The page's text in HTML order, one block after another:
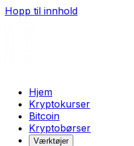
Hopp til innhold
Hjem
Kryptokurser
Bitcoin
Kryptobørser
Værktøjer